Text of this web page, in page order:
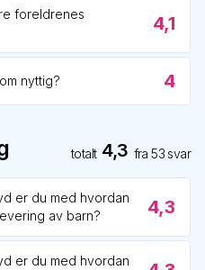
foreldrenes
4,1
nyttig? 4
totalt 4,3 fra53 svar
er du med hvordan
av barn?
4,3
er du med hvordan